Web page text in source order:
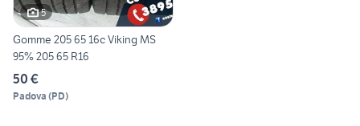
5
Gomme 205 65 16c Viking MS
95% 205 65 R16
50 €
Padova (PD)